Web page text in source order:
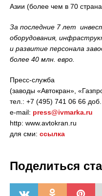
Азии (более чем в 70
За последние 7 лет
оборудования,
и развитие персонала
более 40 млн. евро.
Пресс-служба
(заводы «Автокран»,
тел.: +7 (495) 741 06 66
e-mail: press@ivmarka.ru
http: www.avtokran.ru
для сми: ссылка
Поделиться